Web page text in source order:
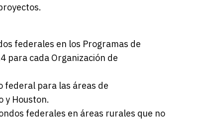
federales en los Programas de
para cada Organización de
federal para las áreas de
y Houston.
federales en áreas rurales que no